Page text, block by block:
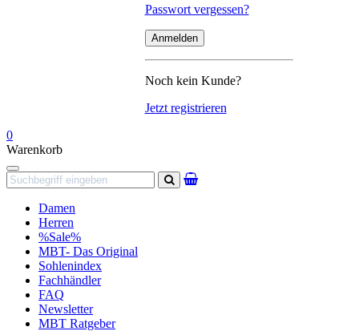
Passwort vergessen?
Noch kein Kunde?
Jetzt registrieren
0
Warenkorb
Navigation
Suchen
Damen
Herren
%Sale%
MBT- Das Original
Sohlenindex
Fachhändler
FAQ
Newsletter
MBT Ratgeber